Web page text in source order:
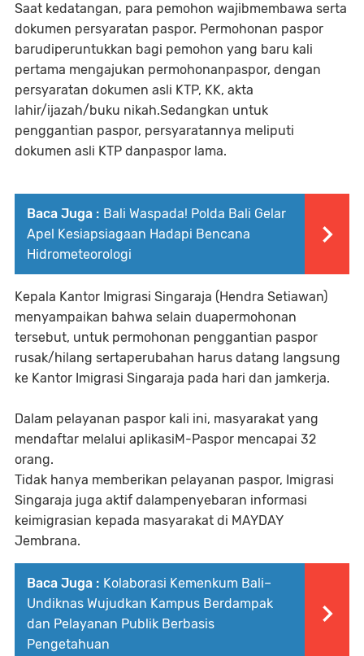
Saat kedatangan, para pemohon wajibmembawa serta
dokumen persyaratan paspor. Permohonan paspor
barudiperuntukkan bagi pemohon yang baru kali
pertama mengajukan permohonanpaspor, dengan
persyaratan dokumen asli KTP, KK, akta
lahir/ijazah/buku nikah.Sedangkan untuk
penggantian paspor, persyaratannya meliputi
dokumen asli KTP danpaspor lama.
Baca Juga : Bali Waspada! Polda Bali Gelar
Apel Kesiapsiagaan Hadapi Bencana
Hidrometeorologi
Kepala Kantor Imigrasi Singaraja (Hendra Setiawan)
menyampaikan bahwa selain duapermohonan
tersebut, untuk permohonan penggantian paspor
rusak/hilang sertaperubahan harus datang langsung
ke Kantor Imigrasi Singaraja pada hari dan jamkerja.
Dalam pelayanan paspor kali ini, masyarakat yang
mendaftar melalui aplikasiM-Paspor mencapai 32
orang.
Tidak hanya memberikan pelayanan paspor, Imigrasi
Singaraja juga aktif dalampenyebaran informasi
keimigrasian kepada masyarakat di MAYDAY
Jembrana.
Baca Juga : Kolaborasi Kemenkum Bali–
Undiknas Wujudkan Kampus Berdampak
dan Pelayanan Publik Berbasis
Pengetahuan